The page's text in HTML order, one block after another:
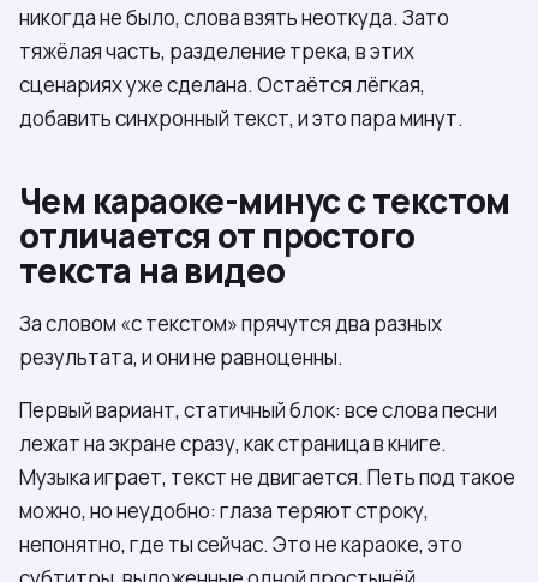
никогда не было, слова взять неоткуда. Зато
тяжёлая часть, разделение трека, в этих
сценариях уже сделана. Остаётся лёгкая,
добавить синхронный текст, и это пара минут.
Чем караоке-минус с текстом
отличается от простого
текста на видео
За словом «с текстом» прячутся два разных
результата, и они не равноценны.
Первый вариант, статичный блок: все слова песни
лежат на экране сразу, как страница в книге.
Музыка играет, текст не двигается. Петь под такое
можно, но неудобно: глаза теряют строку,
непонятно, где ты сейчас. Это не караоке, это